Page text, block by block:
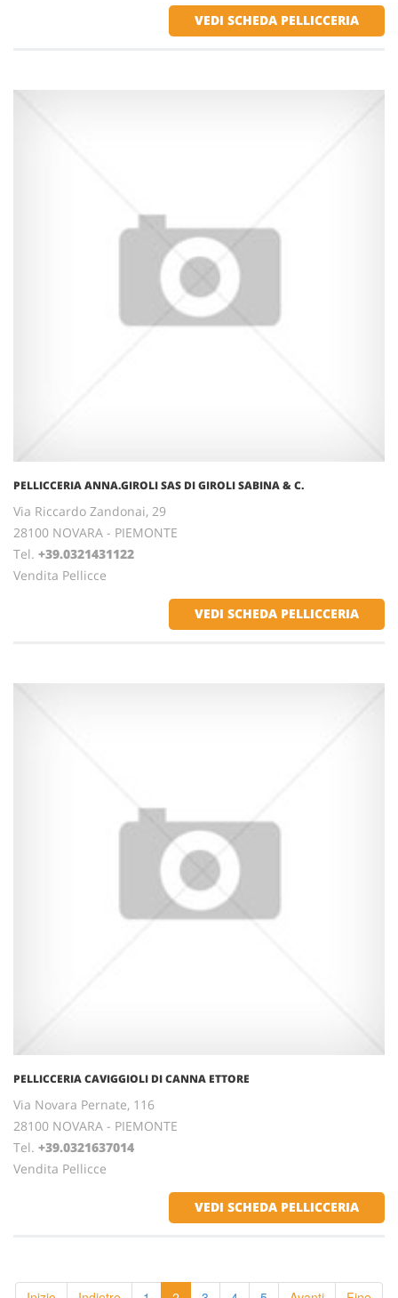
VEDI SCHEDA PELLICCERIA
PELLICCERIA ANNA.GIROLI SAS DI GIROLI SABINA & C.
Via Riccardo Zandonai, 29
28100 NOVARA - PIEMONTE
Tel. +39.0321431122
Vendita Pellicce
VEDI SCHEDA PELLICCERIA
PELLICCERIA CAVIGGIOLI DI CANNA ETTORE
Via Novara Pernate, 116
28100 NOVARA - PIEMONTE
Tel. +39.0321637014
Vendita Pellicce
VEDI SCHEDA PELLICCERIA